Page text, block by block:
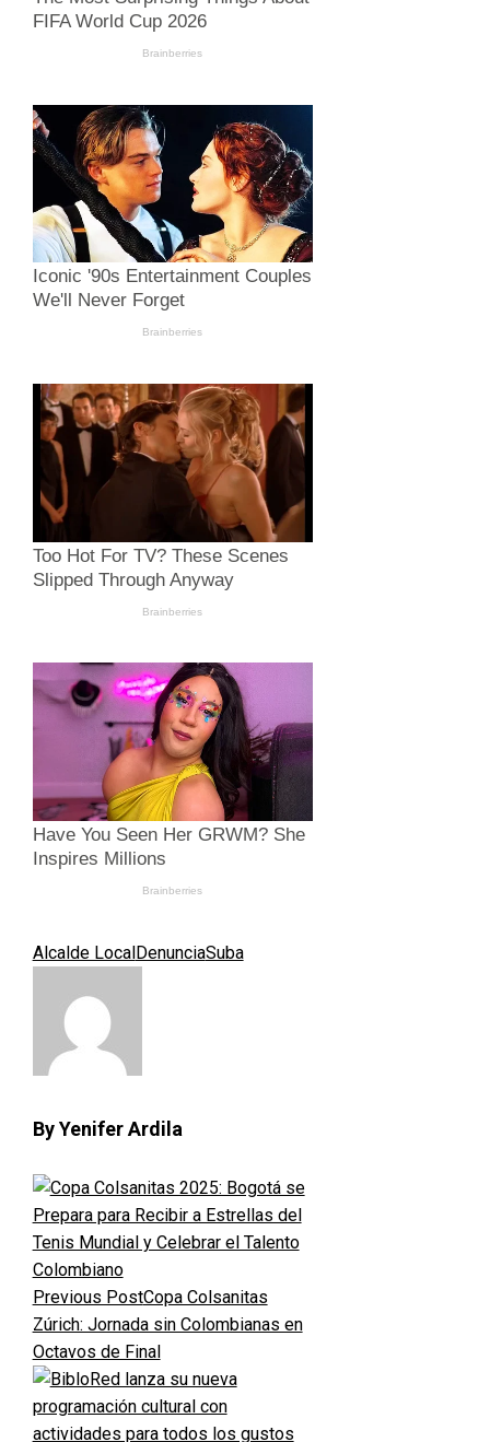
Alcalde LocalDenunciaSuba
By Yenifer Ardila
Previous PostCopa Colsanitas
Zúrich: Jornada sin Colombianas en
Octavos de Final